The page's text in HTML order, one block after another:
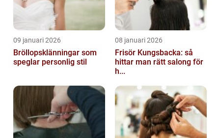
09 januari 2026
Bröllopsklänningar som
speglar personlig stil
08 januari 2026
Frisör Kungsbacka: så
hittar man rätt salong för
h...